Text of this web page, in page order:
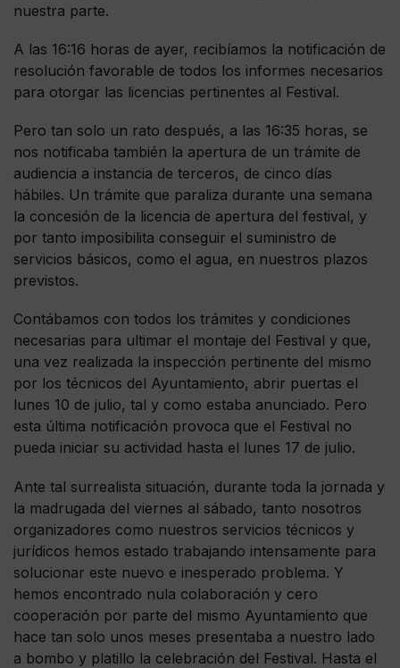
nuestra parte.
A las 16:16 horas de ayer, recibíamos la notificación de
resolución favorable de todos los informes necesarios
para otorgar las licencias pertinentes al Festival.
Pero tan solo un rato después, a las 16:35 horas, se
nos notificaba también la apertura de un trámite de
audiencia a instancia de terceros, de cinco días
hábiles. Un trámite que paraliza durante una semana
la concesión de la licencia de apertura del festival, y
por tanto imposibilita conseguir el suministro de
servicios básicos, como el agua, en nuestros plazos
previstos.
Contábamos con todos los trámites y condiciones
necesarias para ultimar el montaje del Festival y que,
una vez realizada la inspección pertinente del mismo
por los técnicos del Ayuntamiento, abrir puertas el
lunes 10 de julio, tal y como estaba anunciado. Pero
esta última notificación provoca que el Festival no
pueda iniciar su actividad hasta el lunes 17 de julio.
Ante tal surrealista situación, durante toda la jornada y
la madrugada del viernes al sábado, tanto nosotros
organizadores como nuestros servicios técnicos y
jurídicos hemos estado trabajando intensamente para
solucionar este nuevo e inesperado problema. Y
hemos encontrado nula colaboración y cero
cooperación por parte del mismo Ayuntamiento que
hace tan solo unos meses presentaba a nuestro lado
a bombo y platillo la celebración del Festival. Hasta el